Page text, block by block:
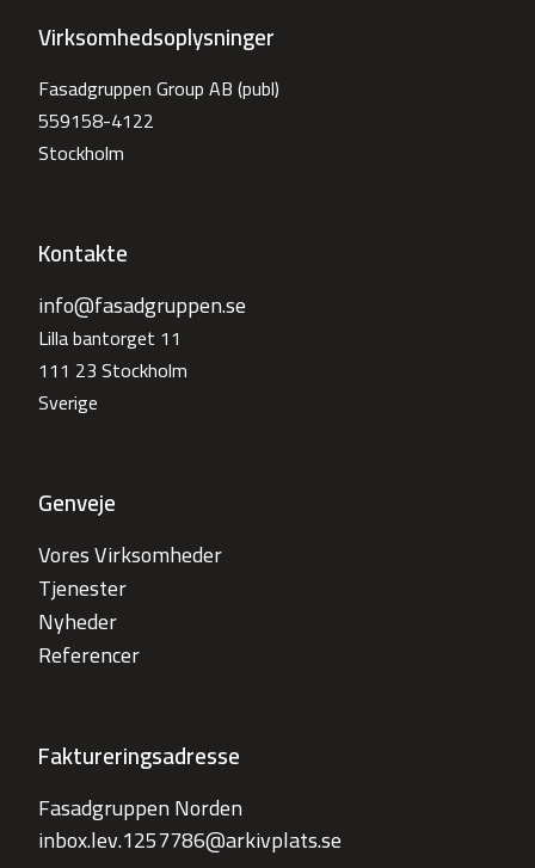
Virksomhedsoplysninger
Fasadgruppen Group AB (publ)
559158-4122
Stockholm
Kontakte
info@fasadgruppen.se
Lilla bantorget 11
111 23 Stockholm
Sverige
Genveje
Vores Virksomheder
Tjenester
Nyheder
Referencer
Faktureringsadresse
Fasadgruppen Norden
inbox.lev.1257786@arkivplats.se